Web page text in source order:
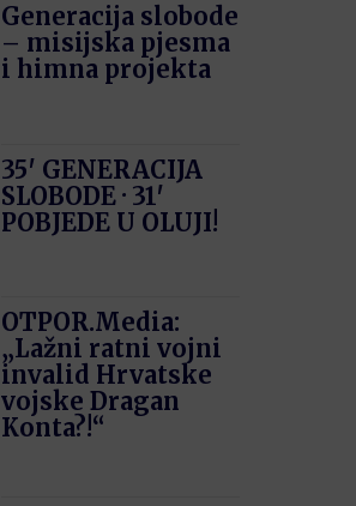
Generacija slobode
– misijska pjesma
i himna projekta
35′ GENERACIJA
SLOBODE · 31′
POBJEDE U OLUJI!
OTPOR.Media:
„Lažni ratni vojni
invalid Hrvatske
vojske Dragan
Konta?!“